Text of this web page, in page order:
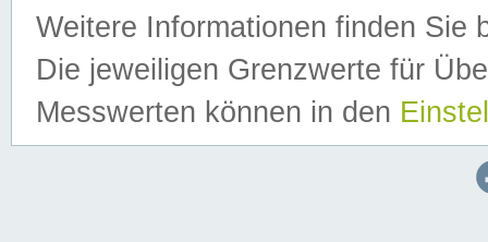
Weitere Informationen finden Sie
Die jeweiligen Grenzwerte für
Messwerten können in den